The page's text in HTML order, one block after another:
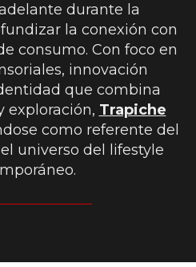
durante la
la conexión con
consumo. Con foco en
innovación
que combina
exploración, Trapiche
como referente del
universo del lifestyle